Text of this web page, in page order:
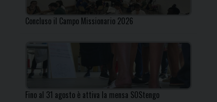
Concluso il Campo Missionario 2026
Fino al 31 agosto è attiva la mensa SOStengo